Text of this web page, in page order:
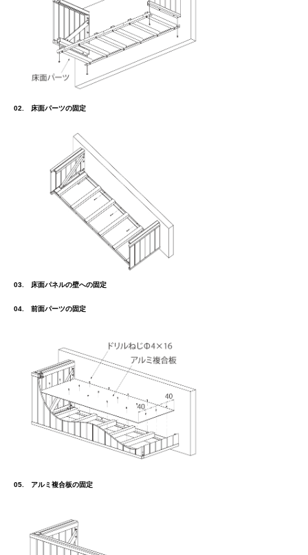
02. 床面パーツの固定
03. 床面パネルの壁への固定
04. 前面パーツの固定
05. アルミ複合板の固定